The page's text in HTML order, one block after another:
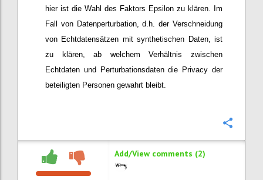
hier ist die Wahl des Faktors Epsilon zu klären. Im
Fall von Datenperturbation, d.h. der Verschneidung
von Echtdatensätzen mit synthetischen Daten, ist
zu klären, ab welchem Verhältnis zwischen
Echtdaten und Perturbationsdaten die Privacy der
beteiligten Personen gewahrt bleibt.
Add/View comments (2)